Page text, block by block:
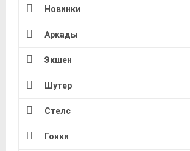
Новинки
Аркады
Экшен
Шутер
Стелс
Гонки